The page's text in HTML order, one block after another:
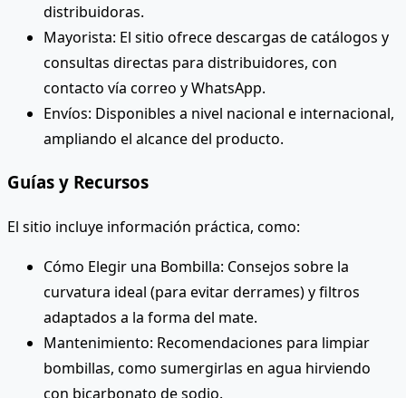
distribuidoras.
Mayorista: El sitio ofrece descargas de catálogos y
consultas directas para distribuidores, con
contacto vía correo y WhatsApp.
Envíos: Disponibles a nivel nacional e internacional,
ampliando el alcance del producto.
Guías y Recursos
El sitio incluye información práctica, como:
Cómo Elegir una Bombilla: Consejos sobre la
curvatura ideal (para evitar derrames) y filtros
adaptados a la forma del mate.
Mantenimiento: Recomendaciones para limpiar
bombillas, como sumergirlas en agua hirviendo
con bicarbonato de sodio.